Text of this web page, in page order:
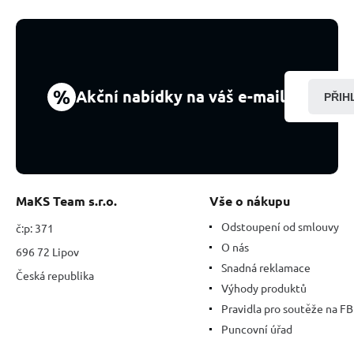
% Akční nabídky na váš e-mail
MaKS Team s.r.o.
č:p: 371
696 72 Lipov
Česká republika
Vše o nákupu
Odstoupení od smlouvy
O nás
Snadná reklamace
Výhody produktů
Pravidla pro soutěže na FB
Puncovní úřad